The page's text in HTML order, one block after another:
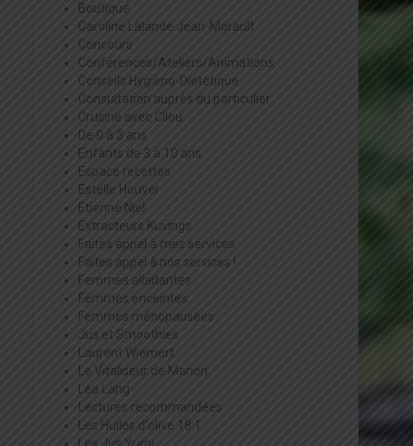
Boutique
Caroline Lalande Jean-Marault
Concours
Conférences/Ateliers/Animations
Conseils Hygièno-Diététique
Consultation auprès du particulier
Crusine avec Cilou
De 0 à 3 ans
Enfants de 3 à 10 ans
Espace recettes
Estelle Houver
Etienne Niel
Extracteurs Kuvings
Faites appel à mes services
Faites appel à nos services !
Femmes allaitantes
Femmes enceintes
Femmes ménopausées
Jus et Smoothies
Laurent Wiemert
Le Vitaliseur de Marion
Léa Lang
Lectures recommandées
Les Huiles d'olive 18:1